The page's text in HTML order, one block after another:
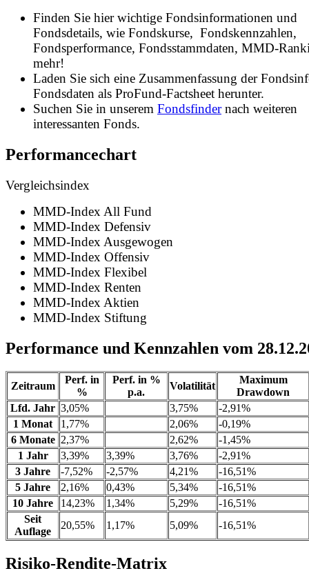
Finden Sie hier wichtige Fondsinformationen und
Fondsdetails, wie Fondskurse, Fondskennzahlen,
Fondsperformance, Fondsstammdaten, MMD-
mehr!
Laden Sie sich eine Zusammenfassung der
Fondsdaten als ProFund-Factsheet herunter.
Suchen Sie in unserem Fondsfindernach weiteren
interessanten Fonds.
Performancechart
Vergleichsindex
MMD-Index All Fund
MMD-Index Defensiv
MMD-Index Ausgewogen
MMD-Index Offensiv
MMD-Index Flexibel
MMD-Index Renten
MMD-Index Aktien
MMD-Index Stiftung
Performance und Kennzahlen vom
Zeitraum
Perf. in
%
Perf. in %
p.a.
Volatilität
Maximum
Drawdown
Lfd. Jahr 3,05% 3,75%
-2,91%
1 Monat
1,77% 2,06%
-0,19%
6 Monate 2,37% 2,62%
-1,45%
1 Jahr
3,39% 3,39% 3,76%
-2,91%
3 Jahre
-7,52% -2,57% 4,21%
-16,51%
5 Jahre
2,16% 0,43% 5,34%
-16,51%
10 Jahre
14,23% 1,34% 5,29%
-16,51%
Seit
Auflage
20,55% 1,17% 5,09% -16,51%
Risiko-Rendite-Matrix